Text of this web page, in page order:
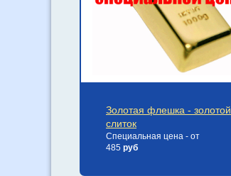
Золотая флешка - золотой
слиток
Специальная цена - от
485 руб